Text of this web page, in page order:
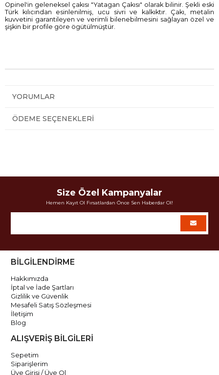
Opinel'in geleneksel çakısı "Yatagan Çakısı" olarak bilinir. Şekli eski
Türk kılıcından esinlenilmiş, ucu sivri ve kalkıktır. Çakı, metalin
kuvvetini garantileyen ve verimli bilenebilmesini sağlayan özel ve
şişkin bir profile göre ögütülmüştür.
YORUMLAR
ÖDEME SEÇENEKLERI
Size Özel Kampanyalar
Hemen Kayıt Ol Fırsatlardan Önce Sen Haberdar Ol!
BİLGİLENDİRME
Hakkımızda
İptal ve İade Şartları
Gizlilik ve Güvenlik
Mesafeli Satış Sözleşmesi
İletişim
Blog
ALIŞVERİŞ BİLGİLERİ
Sepetim
Siparişlerim
Üye Girişi / Üye Ol